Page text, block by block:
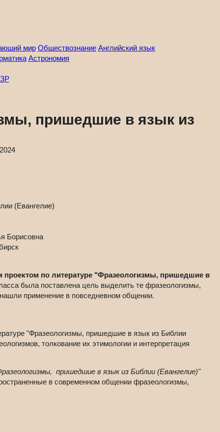
мир Обществознание Английский язык
Астрономия
пришедшие в язык из
Борисовна
проектом по литературе "Фразеологизмы, пришедшие в
была поставлена цель выделить те фразеологизмы,
применение в повседневном общении.
"Фразеологизмы, пришедшие в язык из Библии
толкование их этимологии и интерпретация
пришедшие в язык из Библии (Евангелие)"
в современном общении фразеологизмы,